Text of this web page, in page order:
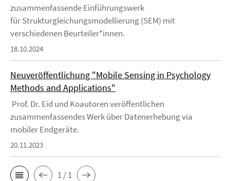
zusammenfassende Einführungswerk
für Strukturgleichungsmodellierung (SEM) mit
verschiedenen Beurteiler*innen.
18.10.2024
Neuveröffentlichung "Mobile Sensing in Psychology
Methods and Applications"
Prof. Dr. Eid und Koautoren veröffentlichen
zusammenfassendes Werk über Datenerhebung via
mobiler Endgeräte.
20.11.2023
1 / 1